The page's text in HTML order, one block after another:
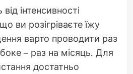
інтенсивності
ви розігріваєте їжу
варто проводити раз
– раз на місяць. Для
достатньо